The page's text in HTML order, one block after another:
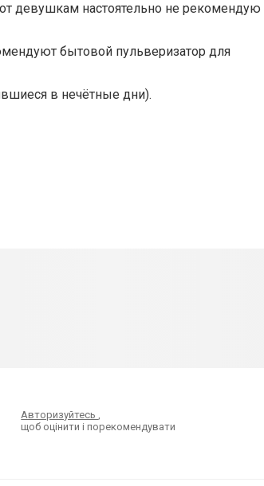
девушкам настоятельно не рекомендую
бытовой пульверизатор для
в нечётные дни).
Авторизуйтесь,
щоб оцінити і порекомендувати